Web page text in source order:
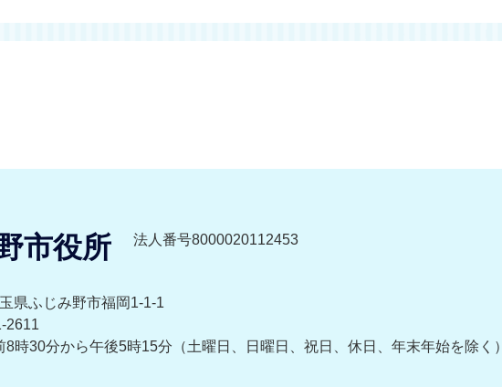
市役所 法人番号8000020112453
県ふじみ野市福岡1-1-1
2611
8時30分から午後5時15分 （土曜日、日曜日、祝日、休日、年末年始を除く）